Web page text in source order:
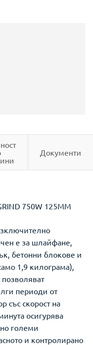
Документи
750W 125MМ
е за шлайфане,
бетонни блокове и
1,9 килограма),
периоди от
със скорост на
осигурява
големи
и контролирано